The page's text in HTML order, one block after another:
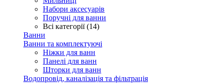
Набори аксесуарів
Поручні для ванни
Всі категорії (14)
Ванни
Ванни та комплектуючі
Ніжки для ванн
Панелі для ванн
Шторки для ванн
Водопровід, каналізація та фільтрація